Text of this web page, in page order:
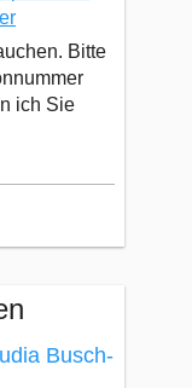
Bitte
ich Sie
Busch-